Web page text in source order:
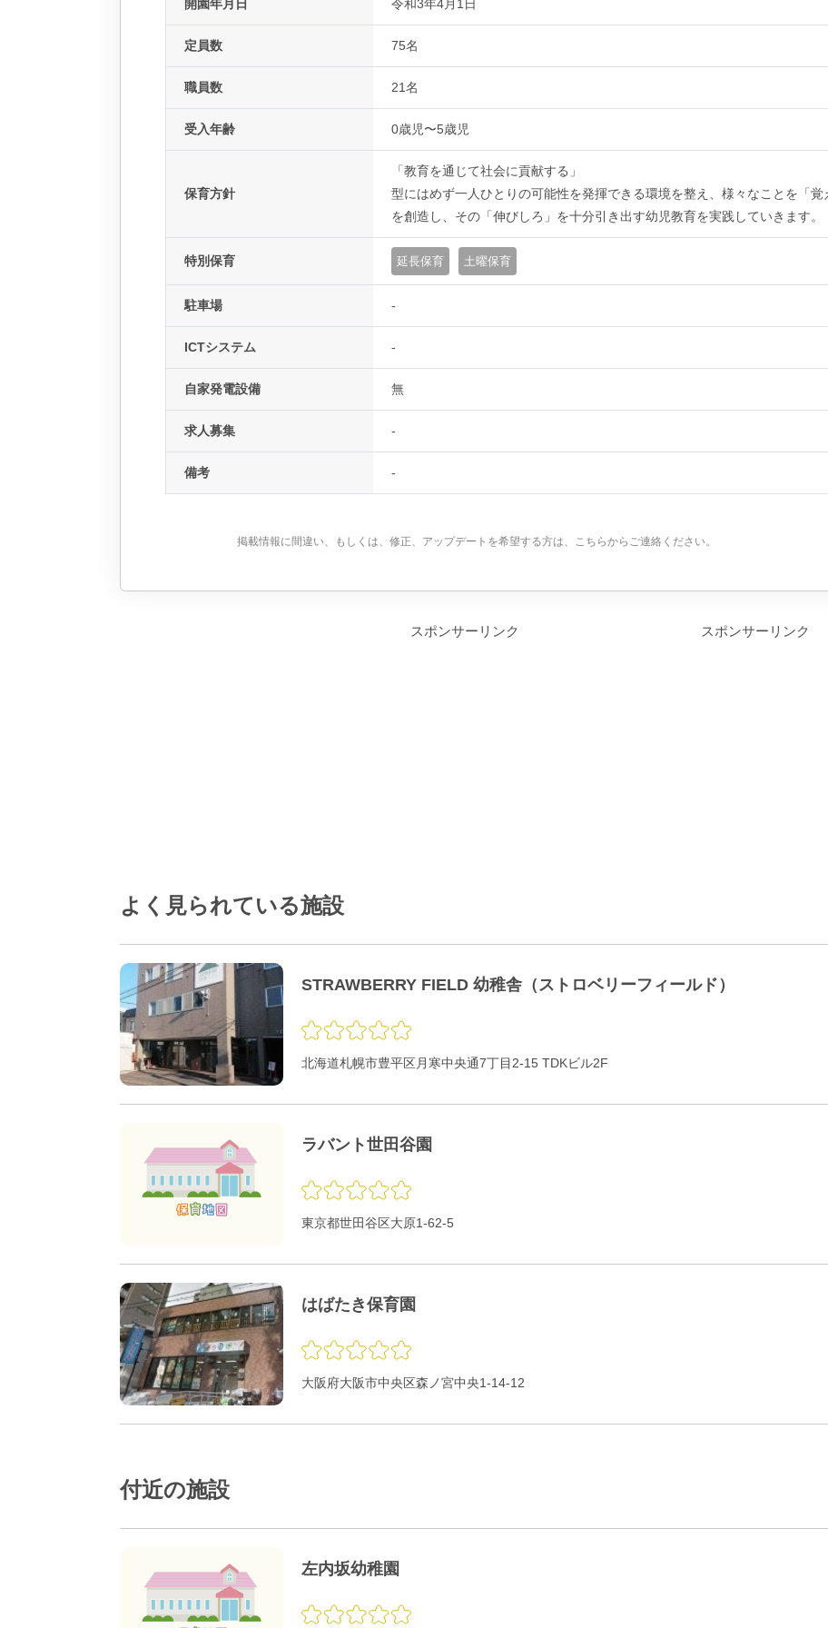
開園年月日 令和3年4月1日
定員数 75名
職員数 21名
受入年齢 0歳児〜5歳児
保育方針
「教育を通じて社会に貢献する」
型にはめず一人ひとりの可能性を発揮できる環境を整え、様々なことを「
を創造し、その「伸びしろ」を十分引き出す幼児教育を実践していきます。
特別保育 延長保育 土曜保育
駐車場 -
ICTシステム -
自家発電設備 無
求人募集 -
備考 -
掲載情報に間違い、もしくは、修正、アップデートを希望する方は、こちらからご連絡ください。
スポンサーリンク スポンサーリンク
よく見られている施設
STRAWBERRY FIELD 幼稚舎（ストロベリーフィールド）
北海道札幌市豊平区月寒中央通7丁目2-15 TDKビル2F
ラバント世田谷園
東京都世田谷区大原1-62-5
はばたき保育園
大阪府大阪市中央区森ノ宮中央1-14-12
付近の施設
左内坂幼稚園